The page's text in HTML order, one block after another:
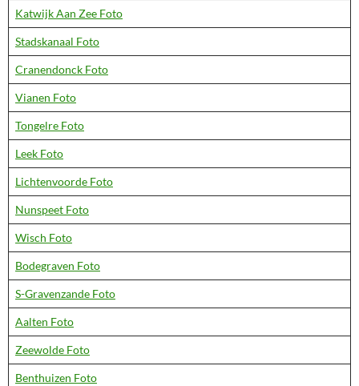
Katwijk Aan Zee Foto
Stadskanaal Foto
Cranendonck Foto
Vianen Foto
Tongelre Foto
Leek Foto
Lichtenvoorde Foto
Nunspeet Foto
Wisch Foto
Bodegraven Foto
S-Gravenzande Foto
Aalten Foto
Zeewolde Foto
Benthuizen Foto